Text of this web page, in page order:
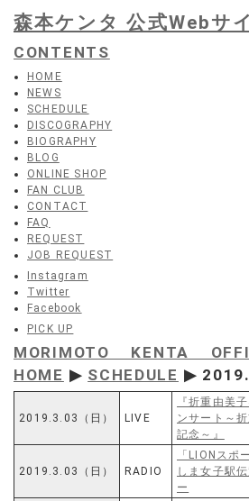
森本ケンタ 公式Webサ
CONTENTS
HOME
NEWS
SCHEDULE
DISCOGRAPHY
BIOGRAPHY
BLOG
ONLINE SHOP
FAN CLUB
CONTACT
FAQ
REQUEST
JOB REQUEST
Instagram
Twitter
Facebook
PICK UP
MORIMOTO KENTA
HOME ▶ SCHEDULE ▶
2019.3.03（日） LIVE
『折重由美
ンサート～
記念～』
2019.3.03（日） RADIO
「LIONスポ
しま女子駅
ー